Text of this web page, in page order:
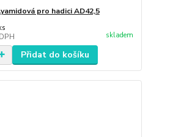
pro hadici AD42,5
skladem
Přidat do košíku